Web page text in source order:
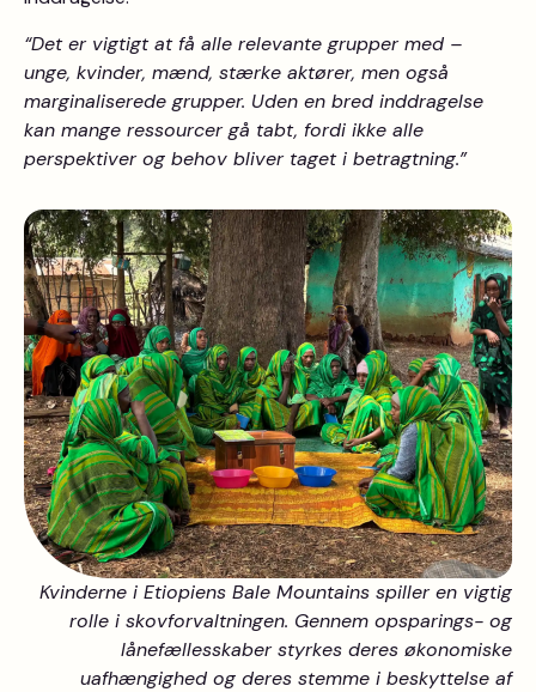
“Det er vigtigt at få alle relevante grupper med –
unge, kvinder, mænd, stærke aktører, men også
marginaliserede grupper. Uden en bred inddragelse
kan mange ressourcer gå tabt, fordi ikke alle
perspektiver og behov bliver taget i betragtning.”
Kvinderne i Etiopiens Bale Mountains spiller en vigtig
rolle i skovforvaltningen. Gennem opsparings- og
lånefællesskaber styrkes deres økonomiske
uafhængighed og deres stemme i beskyttelse af